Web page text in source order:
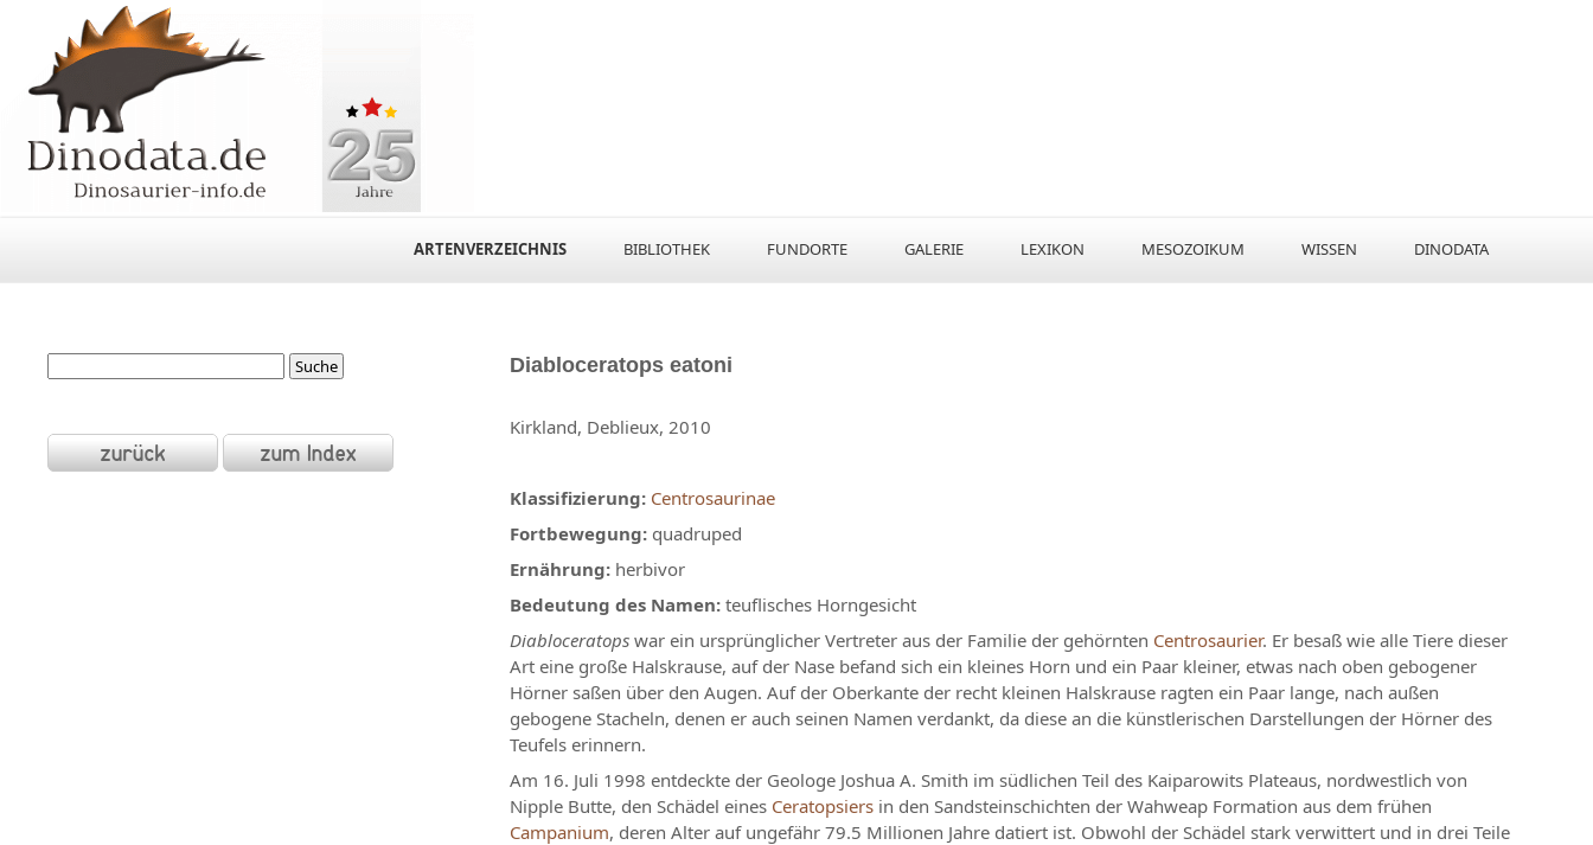
ARTENVERZEICHNIS BIBLIOTHEK FUNDORTE GALERIE LEXIKON MESOZOIKUM WISSEN DINODATA
Diabloceratops eatoni
Kirkland, Deblieux, 2010
Klassifizierung: Centrosaurinae
Fortbewegung: quadruped
Ernährung: herbivor
Bedeutung des Namen: teuflisches Horngesicht
Diabloceratops war ein ursprünglicher Vertreter aus der Familie der gehörnten Centrosaurier. Er besaß wie alle Tiere dieser
Art eine große Halskrause, auf der Nase befand sich ein kleines Horn und ein Paar kleiner, etwas nach oben gebogener
Hörner saßen über den Augen. Auf der Oberkante der recht kleinen Halskrause ragten ein Paar lange, nach außen
gebogene Stacheln, denen er auch seinen Namen verdankt, da diese an die künstlerischen Darstellungen der Hörner des
Teufels erinnern.
Am 16. Juli 1998 entdeckte der Geologe Joshua A. Smith im südlichen Teil des Kaiparowits Plateaus, nordwestlich von
Nipple Butte, den Schädel eines Ceratopsiers in den Sandsteinschichten der Wahweap Formation aus dem frühen
Campanium, deren Alter auf ungefähr 79.5 Millionen Jahre datiert ist. Obwohl der Schädel stark verwittert und in drei Teile